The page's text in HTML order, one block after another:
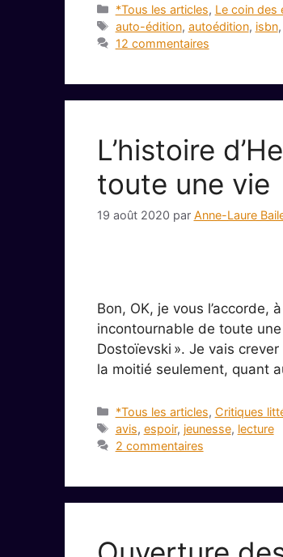
Catégories
*Tous les articles, Le coin des
Étiquettes
auto-édition, autoédition, isbn,
12 commentaires
L’histoire
toute une vie
19 août 2020 par Anne-Laure
Bon, OK, je vous
incontournable de toute
Dostoïevski ». Je vais
la moitié seulement, quant
Catégories
*Tous les articles, Critiques
Étiquettes
avis, espoir, jeunesse, lecture
2 commentaires